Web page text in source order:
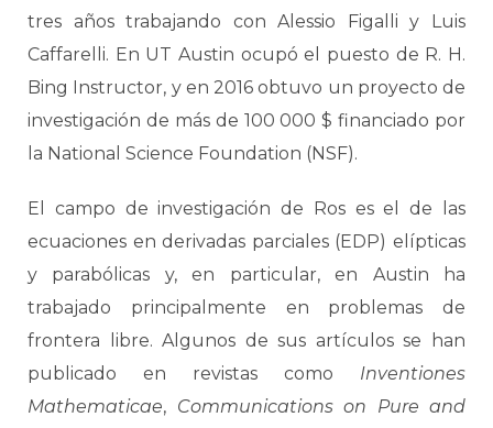
tres años trabajando con Alessio Figalli y Luis
Caffarelli. En UT Austin ocupó el puesto de R. H.
Bing Instructor, y en 2016 obtuvo un proyecto de
investigación de más de 100 000 $ financiado por
la National Science Foundation (NSF).
El campo de investigación de Ros es el de las
ecuaciones en derivadas parciales (EDP) elípticas
y parabólicas y, en particular, en Austin ha
trabajado principalmente en problemas de
frontera libre. Algunos de sus artículos se han
publicado en revistas como Inventiones
Mathematicae, Communications on Pure and